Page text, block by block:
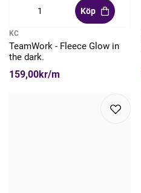
Köp
KC
TeamWork - Fleece Glow in
the dark.
159,00kr/m